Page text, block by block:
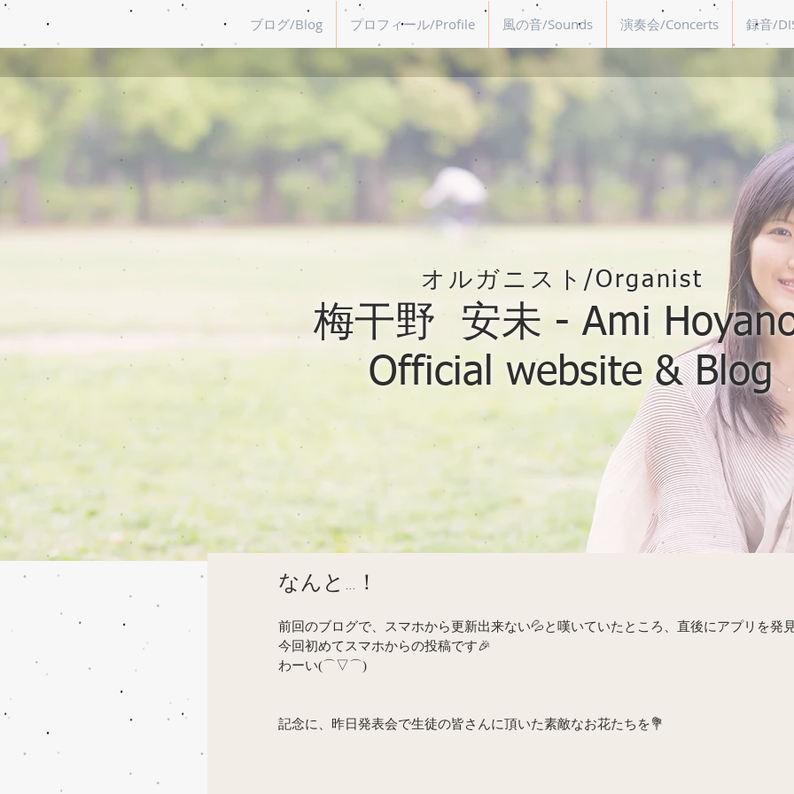
ブログ/Blog プロフィール/Profile 風の音/Sounds 演奏会/Concerts 録音/
オルガニスト/Organist
梅干野 安未 - Ami
Official website & Blog
なんと…！
前回のブログで、スマホから更新出来ない💦と嘆いていたところ、直後にアプリを発
今回初めてスマホからの投稿です🎉
わーい(⌒▽⌒)
記念に、昨日発表会で生徒の皆さんに頂いた素敵なお花たちを💐